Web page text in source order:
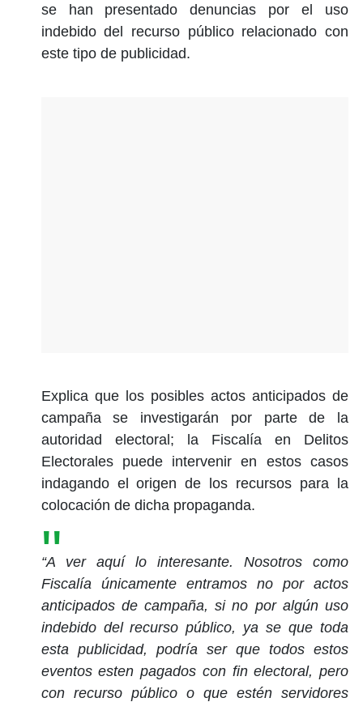
se han presentado denuncias por el uso
indebido del recurso público relacionado con
este tipo de publicidad.
Explica que los posibles actos anticipados de
campaña se investigarán por parte de la
autoridad electoral; la Fiscalía en Delitos
Electorales puede intervenir en estos casos
indagando el origen de los recursos para la
colocación de dicha propaganda.
“A ver aquí lo interesante. Nosotros como
Fiscalía únicamente entramos no por actos
anticipados de campaña, si no por algún uso
indebido del recurso público, ya se que toda
esta publicidad, podría ser que todos estos
eventos esten pagados con fin electoral, pero
con recurso público o que estén servidores